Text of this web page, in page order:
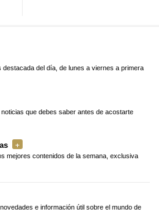
destacada del día, de lunes a viernes a primera
que debes saber antes de acostarte
mejores contenidos de la semana, exclusiva
e información útil sobre el mundo de